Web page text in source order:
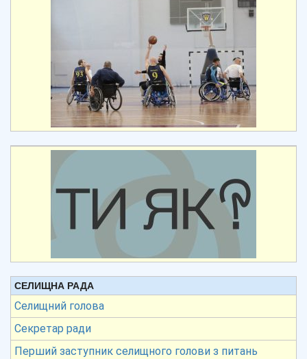
СЕЛИЩНА РАДА
Селищний голова
Секретар ради
Перший заступник селищного голови з питань